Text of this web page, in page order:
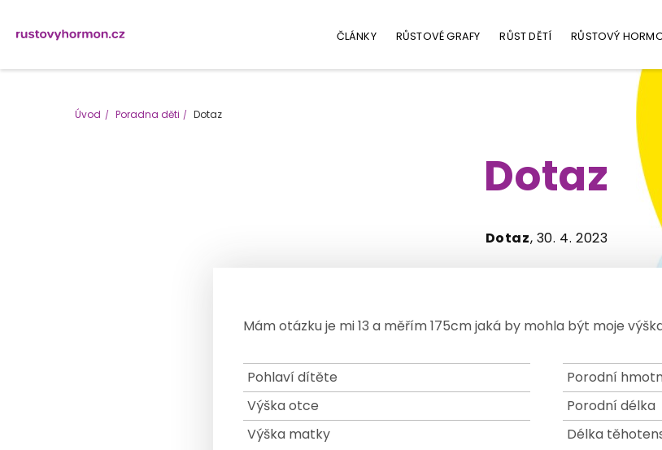
ČLÁNKY RŮSTOVÉ GRAFY RŮST DĚTÍ RŮSTOVÝ
Úvod Poradna děti Dotaz
Dotaz
Dotaz, 30. 4. 2023
Mám otázku je mi 13 a měřím 175cm jaká by mohla být moje
Pohlaví dítěte
Výška otce
Výška matky
Porodní
Porodní délka
Délka